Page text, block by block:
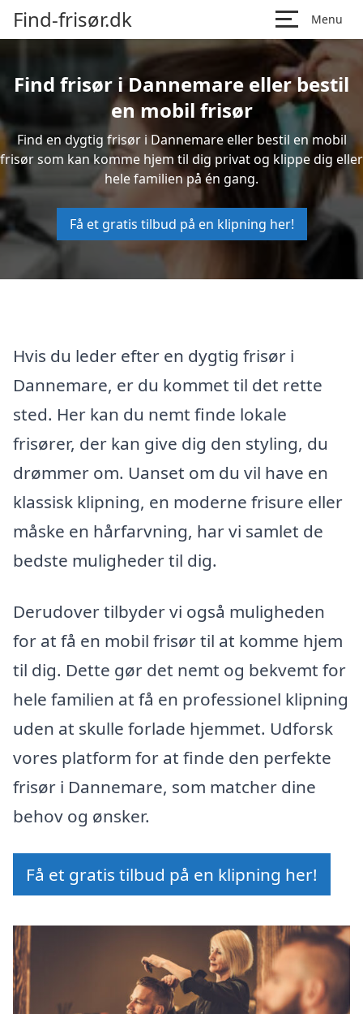
Find-frisør.dk Menu
Find frisør i Dannemare eller bestil
en mobil frisør
Find en dygtig frisør i Dannemare eller bestil en mobil
frisør som kan komme hjem til dig privat og klippe dig eller
hele familien på én gang.
Få et gratis tilbud på en klipning her!
Hvis du leder efter en dygtig frisør i
Dannemare, er du kommet til det rette
sted. Her kan du nemt finde lokale
frisører, der kan give dig den styling, du
drømmer om. Uanset om du vil have en
klassisk klipning, en moderne frisure eller
måske en hårfarvning, har vi samlet de
bedste muligheder til dig.
Derudover tilbyder vi også muligheden
for at få en mobil frisør til at komme hjem
til dig. Dette gør det nemt og bekvemt for
hele familien at få en professionel klipning
uden at skulle forlade hjemmet. Udforsk
vores platform for at finde den perfekte
frisør i Dannemare, som matcher dine
behov og ønsker.
Få et gratis tilbud på en klipning her!